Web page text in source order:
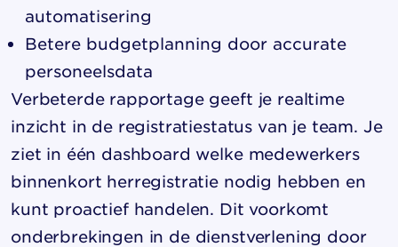
automatisering
Betere budgetplanning door accurate
personeelsdata
Verbeterde rapportage geeft je realtime
inzicht in de registratiestatus van je team. Je
ziet in één dashboard welke medewerkers
binnenkort herregistratie nodig hebben en
kunt proactief handelen. Dit voorkomt
onderbrekingen in de dienstverlening door